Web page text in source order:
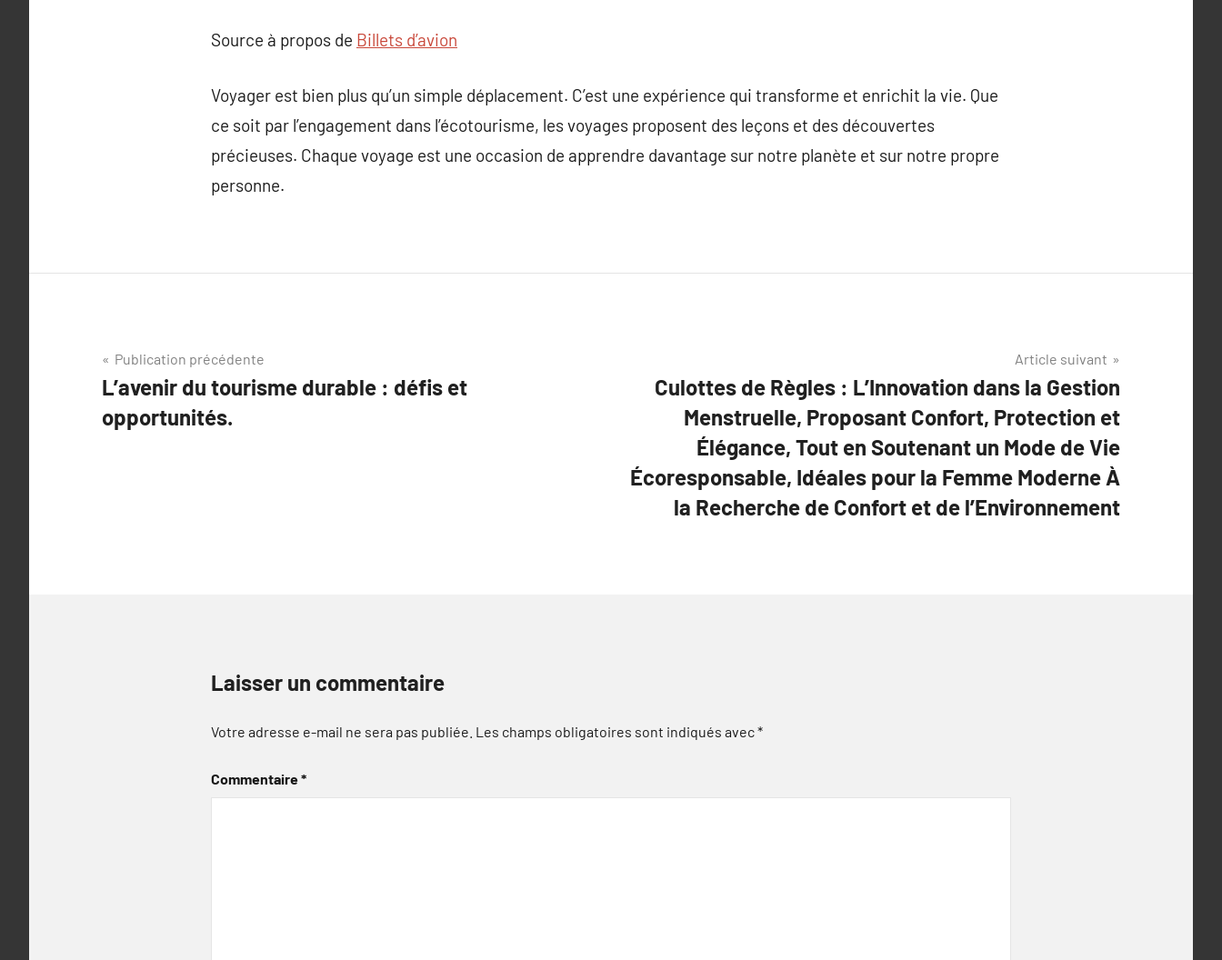
Source à propos de Billets d’avion
Voyager est bien plus qu’un simple déplacement. C’est une expérience qui transforme et enrichit la vie. Que
ce soit par l’engagement dans l’écotourisme, les voyages proposent des leçons et des découvertes
précieuses. Chaque voyage est une occasion de apprendre davantage sur notre planète et sur notre propre
personne.
Navigation
de
l’article
Publication précédente
L’avenir du tourisme durable : défis et
opportunités.
Article suivant
Culottes de Règles : L’Innovation dans la Gestion
Menstruelle, Proposant Confort, Protection et
Élégance, Tout en Soutenant un Mode de Vie
Écoresponsable, Idéales pour la Femme Moderne À
la Recherche de Confort et de l’Environnement
Laisser un commentaire
Votre adresse e-mail ne sera pas publiée. Les champs obligatoires sont indiqués avec*
Commentaire*